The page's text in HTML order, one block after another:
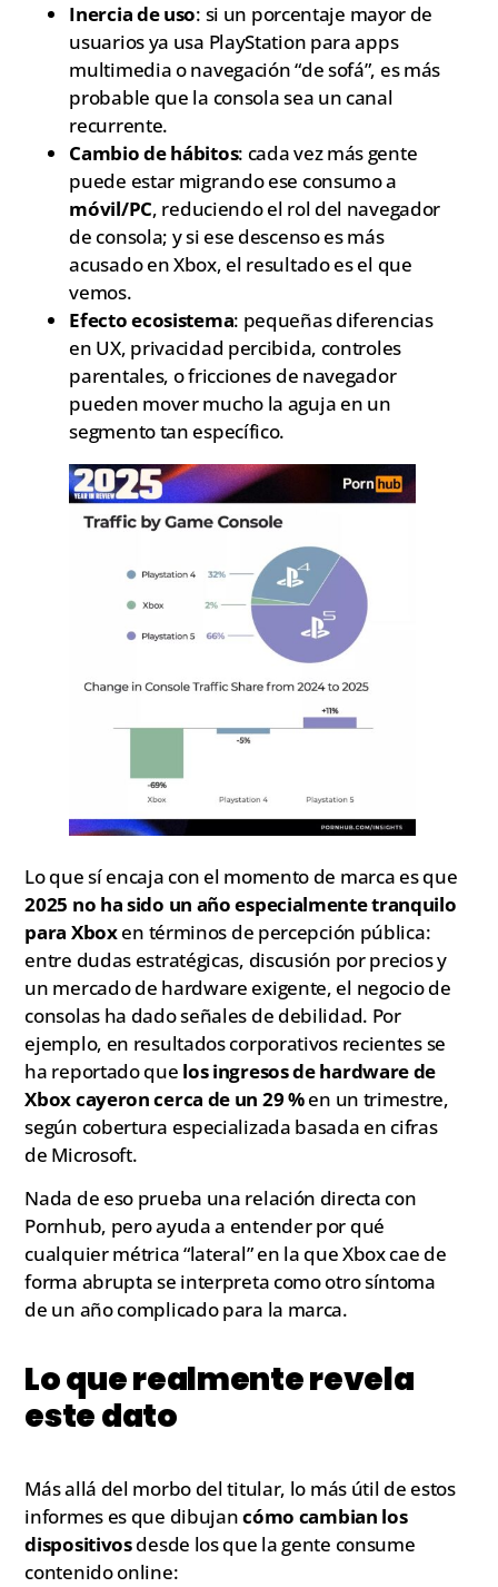
Inercia de uso: si un porcentaje mayor de
usuarios ya usa PlayStation para apps
multimedia o navegación “de sofá”, es más
probable que la consola sea un canal
recurrente.
Cambio de hábitos: cada vez más gente
puede estar migrando ese consumo a
móvil/PC, reduciendo el rol del navegador
de consola; y si ese descenso es más
acusado en Xbox, el resultado es el que
vemos.
Efecto ecosistema: pequeñas diferencias
en UX, privacidad percibida, controles
parentales, o fricciones de navegador
pueden mover mucho la aguja en un
segmento tan específico.
Lo que sí encaja con el momento de marca es que
2025 no ha sido un año especialmente tranquilo
para Xboxen términos de percepción pública:
entre dudas estratégicas, discusión por precios y
un mercado de hardware exigente, el negocio de
consolas ha dado señales de debilidad. Por
ejemplo, en resultados corporativos recientes se
ha reportado que los ingresos de hardware de
Xbox cayeron cerca de un 29 %en un trimestre,
según cobertura especializada basada en cifras
de Microsoft.
Nada de eso prueba una relación directa con
Pornhub, pero ayuda a entender por qué
cualquier métrica “lateral” en la que Xbox cae de
forma abrupta se interpreta como otro síntoma
de un año complicado para la marca.
Lo que realmente revela
este dato
Más allá del morbo del titular, lo más útil de estos
informes es que dibujancómo cambian los
dispositivosdesde los que la gente consume
contenido online: